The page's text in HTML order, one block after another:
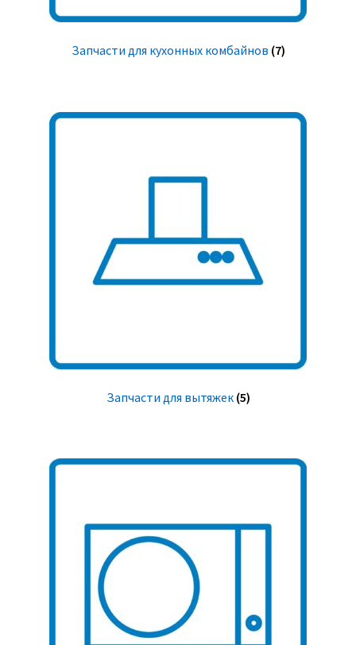
Запчасти для кухонных комбайнов (7)
Запчасти для вытяжек (5)